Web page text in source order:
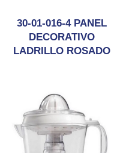
30-01-016-4 PANEL
DECORATIVO
LADRILLO ROSADO